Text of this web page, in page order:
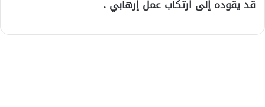
قد يقوده إلى ارتكاب عمل إرهابي .